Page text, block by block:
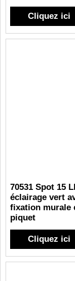
Cliquez ici
70531 Spot 15
éclairage vert
fixation murale
piquet
Cliquez ici